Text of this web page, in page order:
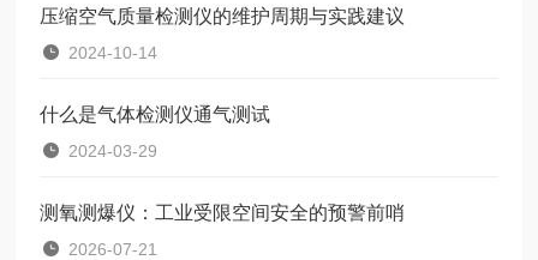
压缩空气质量检测仪的维护周期与实践建议
2024-10-14
什么是气体检测仪通气测试
2024-03-29
测氧测爆仪：工业受限空间安全的预警前哨
2026-07-21